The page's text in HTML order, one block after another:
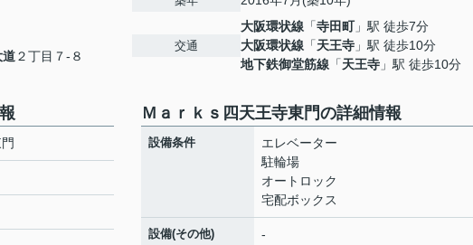
道２丁目７-８
交通
大阪環状線 「寺田町」駅 徒歩7分
大阪環状線 「天王寺 」駅 徒歩10分
地下鉄御堂筋線 「天王寺 」駅 徒歩10分
Ｍａｒｋｓ四天王寺東門の詳細情報
設備条件
エレベーター
駐輪場
オートロック
宅配ボックス
設備(その他) -